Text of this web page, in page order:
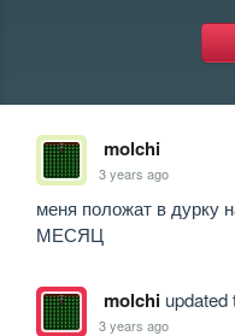
molchi
3 years ago
меня положат в дурку
МЕСЯЦ
molchiupdated
3 years ago